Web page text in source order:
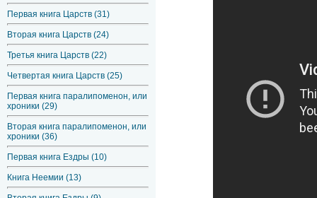
Первая книга Царств (31)
Вторая книга Царств (24)
Третья книга Царств (22)
Четвертая книга Царств (25)
Первая книга паралипоменон, или
хроники (29)
Вторая книга паралипоменон, или
хроники (36)
Первая книга Ездры (10)
Книга Неемии (13)